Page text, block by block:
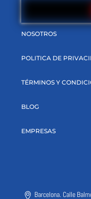
NOSOTROS
POLITICA DE
TÉRMINOS Y
BLOG
EMPRESAS
Barcelona. Calle